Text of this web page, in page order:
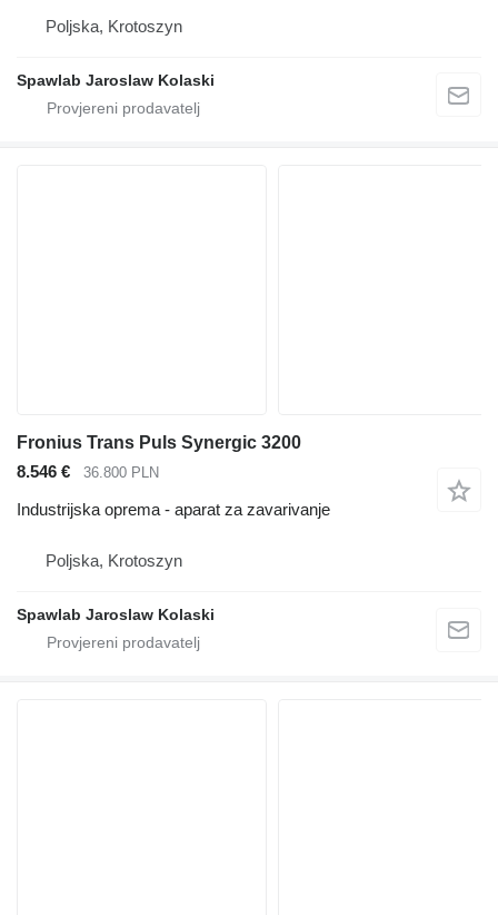
Poljska, Krotoszyn
Spawlab Jaroslaw Kolaski
Fronius Trans Puls Synergic 3200
8.546 €
36.800 PLN
Industrijska oprema - aparat za zavarivanje
Poljska, Krotoszyn
Spawlab Jaroslaw Kolaski